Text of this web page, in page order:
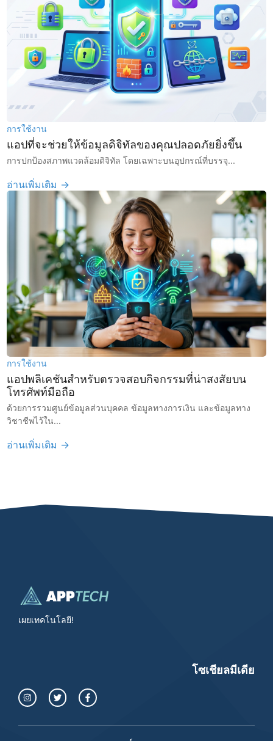
การใช้งาน
แอปที่จะช่วยให้ข้อมูลดิจิทัลของคุณปลอดภัยยิ่งขึ้น
การปกป้องสภาพแวดล้อมดิจิทัล โดยเฉพาะบนอุปกรณ์ที่บรรจุ...
อ่านเพิ่มเติม →
การใช้งาน
แอปพลิเคชันสำหรับตรวจสอบกิจกรรมที่น่าสงสัยบน
โทรศัพท์มือถือ
ด้วยการรวมศูนย์ข้อมูลส่วนบุคคล ข้อมูลทางการเงิน และข้อมูลทาง
วิชาชีพไว้ใน...
อ่านเพิ่มเติม →
เผยเทคโนโลยี!
โซเชียลมีเดีย